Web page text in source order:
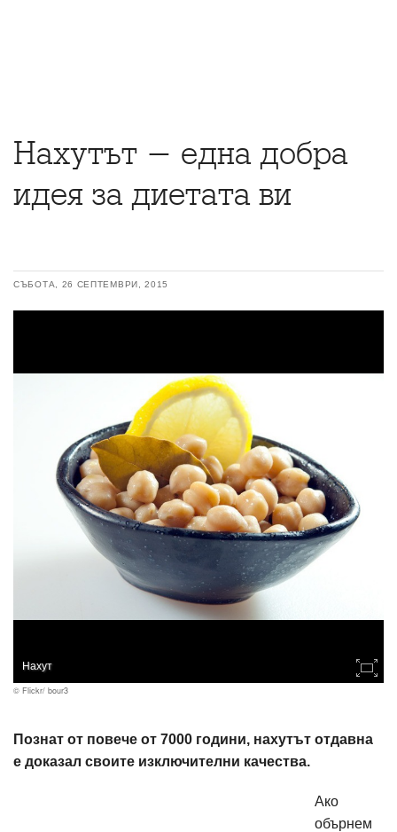
Нахутът - една добра
идея за диетата ви
СЪБОТА, 26 СЕПТЕМВРИ, 2015
Нахут
© Flickr/ bour3
Познат от повече от 7000 години, нахутът отдавна
е доказал своите изключителни качества.
Ако
обърнем